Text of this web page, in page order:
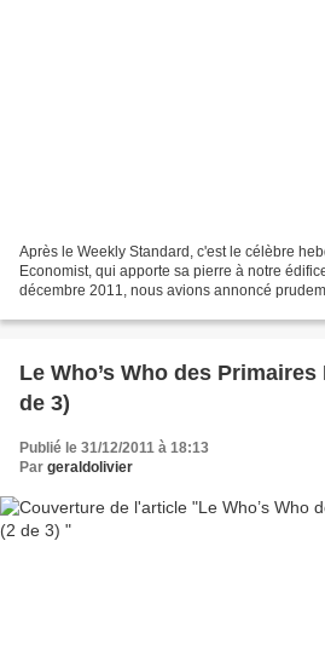
Après le Weekly Standard, c'est le célèbre
Economist, qui apporte sa pierre à notre
décembre 2011, nous avions annoncé
Le Who’s Who des
de 3)
Publié le 31/12/2011 à 18:13
Par geraldolivier